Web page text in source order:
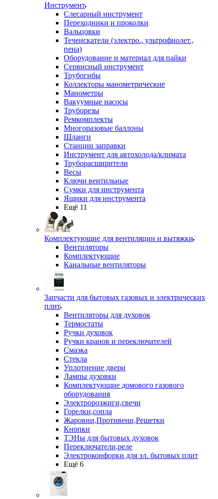
Инструмент
Слесарный инструмент
Переходники и проколки
Вальцовки
Течеискатели (электро., ультрофиолет.,
пена)
Оборудование и материал для пайки
Сервисный инструмент
Трубогибы
Коллекторы манометрические
Манометры
Вакуумные насосы
Труборезы
Ремкомплекты
Многоразовые баллоны
Шланги
Станции заправки
Инструмент для автохолода/климата
Труборасширители
Весы
Ключи вентильные
Сумки для инструмента
Ящики для инструмента
Ещё 11
Комплектующие для вентиляции и вытяжки
Вентиляторы
Комплектующие
Канальные вентиляторы
Запчасти для бытовых газовых и электрических
плит
Вентиляторы для духовок
Термостаты
Ручки духовок
Ручки кранов и переключателей
Смазка
Стекла
Уплотнение двери
Лампы духовки
Комплектующие домового газового
оборудования
Электророзжиги,свечи
Горелки,сопла
Жаровни,Противени,Решетки
Кнопки
ТЭНы для бытовых духовок
Переключатели,реле
Электроконфорки для эл. бытовых плит
Ещё 6